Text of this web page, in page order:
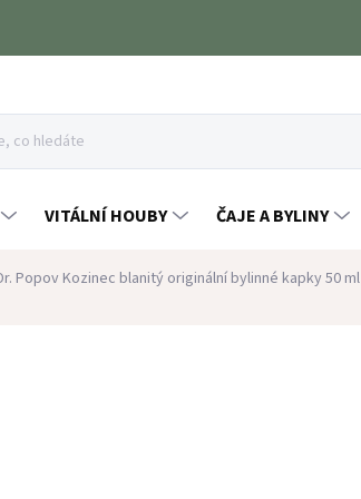
VITÁLNÍ HOUBY ČAJE A BYLINY
Popov Kozinec blanitý originální bylinné kapky 50 ml